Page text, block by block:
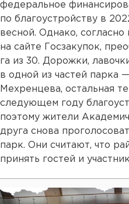
федеральное
по благоустройству в
весной. Однако,
на сайте Госзакупок,
га из 30. Дорожки,
в одной из частей парка
Мехренцева, остальная
следующем году
поэтому жители
друга снова
парк. Они считают, что
принять гостей и